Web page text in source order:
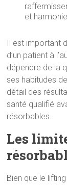
et
Il est important
d’un patient à
dépendre de la
ses habitudes
détail des
santé qualifié
résorbables.
Les
Bien que le